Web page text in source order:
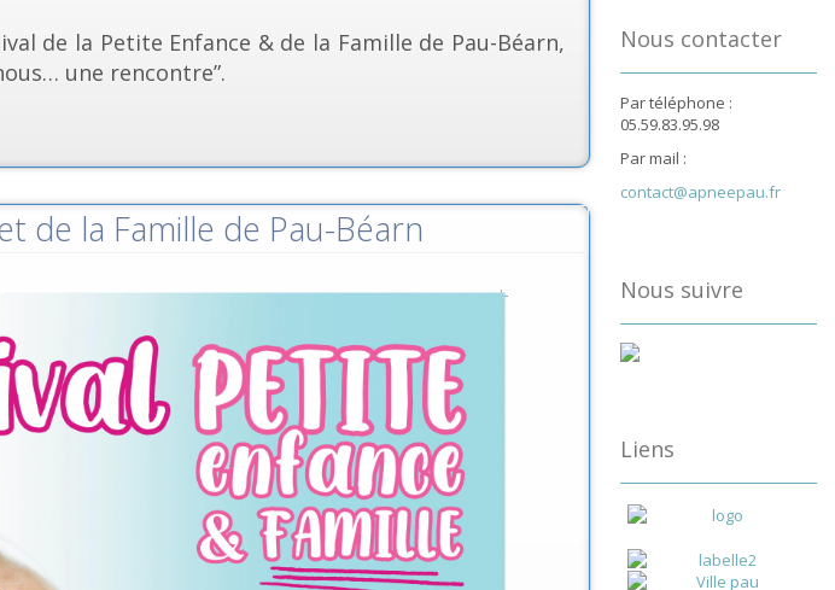
de la Petite Enfance & de la Famille de Pau-Béarn,
une rencontre”.
de la Famille de Pau-Béarn
Nous contacter
Par téléphone :
05.59.83.95.98
Par mail :
contact@apneepau.fr
Nous suivre
Liens